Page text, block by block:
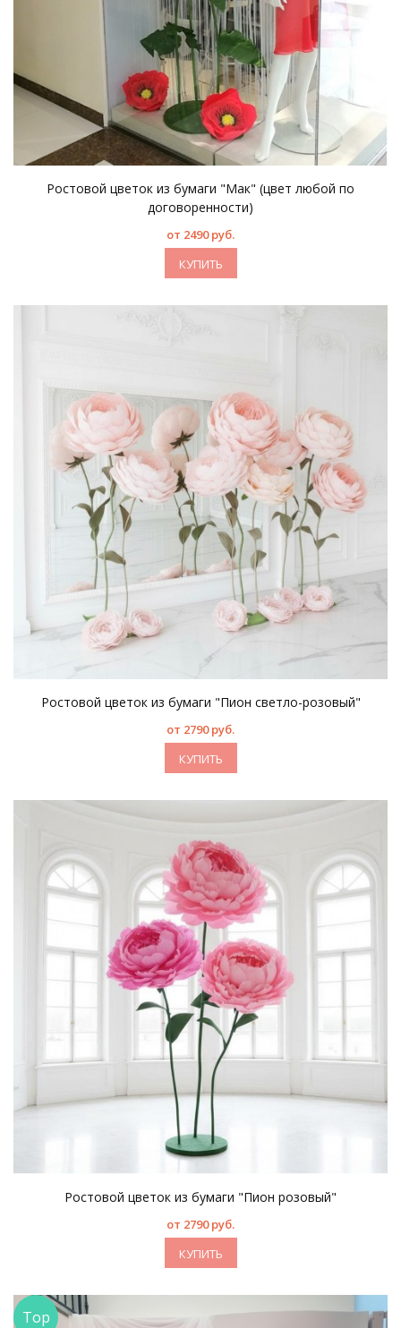
Ростовой цветок из бумаги "Мак" (цвет любой по
договоренности)
от 2490 руб.
КУПИТЬ
Ростовой цветок из бумаги "Пион светло-розовый"
от 2790 руб.
КУПИТЬ
Ростовой цветок из бумаги "Пион розовый"
от 2790 руб.
КУПИТЬ
Top